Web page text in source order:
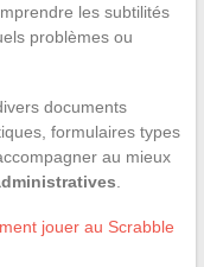
les subtilités
problèmes ou
documents
formulaires types
au mieux
jouer au Scrabble